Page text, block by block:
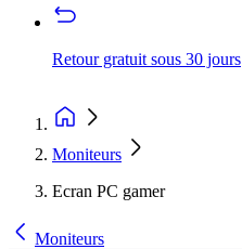
Retour gratuit sous 30 jours
Moniteurs
Ecran PC gamer
Moniteurs